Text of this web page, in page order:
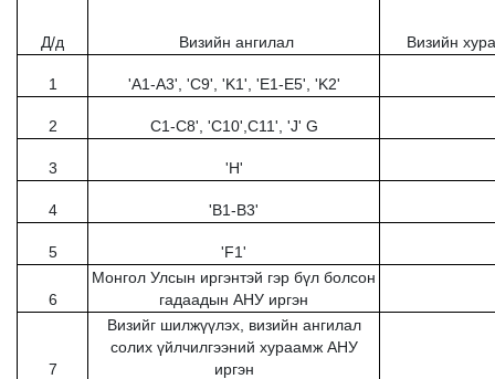
Д/д Визийн ангилал Визийн
1 'A1-A3', 'C9', 'K1', 'E1-E5', 'K2'
2 C1-C8', 'C10',C11', 'J' G
3 'H'
4 'B1-B3'
5 'F1'
6
Монгол Улсын иргэнтэй гэр бүл болсон
гадаадын АНУ иргэн
7
Визийг шилжүүлэх, визийн ангилал
солих үйлчилгээний хураамж АНУ
иргэн